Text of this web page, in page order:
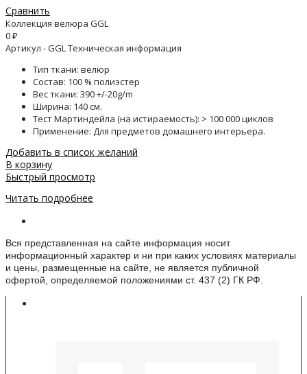
Сравнить
Коллекция велюра GGL
0₽
Артикул - GGL Техническая информация
Тип ткани: велюр
Состав: 100 % полиэстер
Вес ткани: 390 +/-20g/m
Ширина: 140 см.
Тест Мартиндейла (на истираемость): > 100 000 циклов
Применение: Для предметов домашнего интерьера.
Добавить в список желаний
В корзину
Быстрый просмотр
Читать подробнее
Вся представленная на сайте информация носит
информационный характер и ни при каких условиях материалы
и цены, размещенные на сайте, не является публичной
офертой, определяемой положениями ст. 437 (2) ГК РФ.